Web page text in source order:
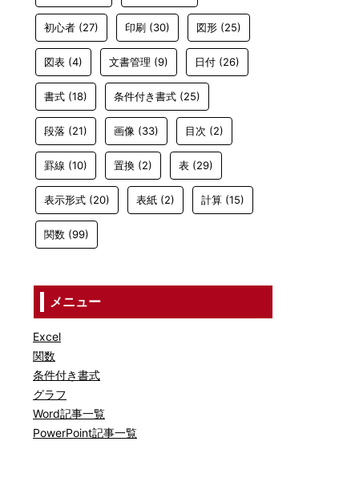
初心者 (27) 印刷 (30) 図形 (25)
図表 (4) 文書管理 (9) 日付 (26)
書式 (18) 条件付き書式 (25)
段落 (21) 画像 (33) 目次 (2)
罫線 (10) 置換 (2) 表 (29)
表示形式 (20) 表紙 (2) 計算 (15)
関数 (99)
メニュー
Excel
関数
条件付き書式
グラフ
Word記事一覧
PowerPoint記事一覧